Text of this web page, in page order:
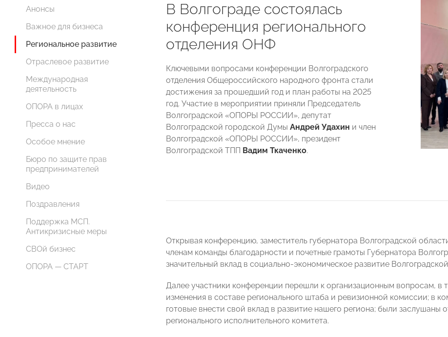
Анонсы
Важное для бизнеса
Региональное развитие
Отраслевое развитие
Международная
деятельность
ОПОРА в лицах
Пресса о нас
Особое мнение
Бюро по защите прав
предпринимателей
Видео
Поздравления
Поддержка МСП.
Антикризисные меры
СВОй бизнес
ОПОРА — СТАРТ
В Волгограде состоялась
конференция регионального
отделения ОНФ
Ключевыми вопросами конференции Волгоградского
отделения Общероссийского народного фронта стали
достижения за прошедший год и план работы на 2025
год. Участие в мероприятии приняли Председатель
Волгоградской «ОПОРЫ РОССИИ», депутат
Волгоградской городской Думы Андрей Удахин и член
Волгоградской «ОПОРЫ РОССИИ», президент
Волгоградской ТПП Вадим Ткаченко.
Открывая конференцию, заместитель губернатора Волгоградской
членам команды благодарности и почетные грамоты Губернатора
значительный вклад в социально-экономическое развитие
Далее участники конференции перешли к организационным вопросам, в
изменения в составе регионального штаба и ревизионной комиссии; в
готовые внести свой вклад в развитие нашего региона; были заслушаны
регионального исполнительного комитета.